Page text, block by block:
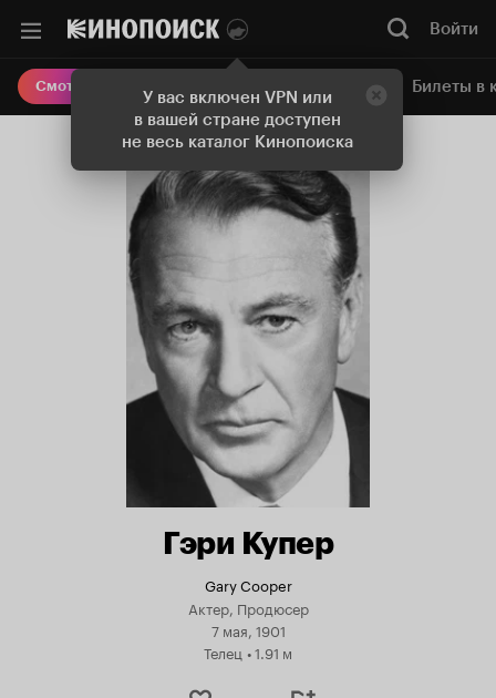
У вас включен VPN или
в вашей стране доступен
не весь каталог Кинопоиска
Войти
Смотреть кино Онлайн-кинотеатр Билеты в
Гэри Купер
Gary Cooper
Актер, Продюсер
7 мая, 1901
Телец •1.91 м